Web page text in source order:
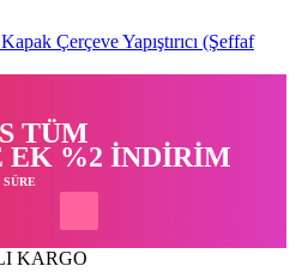
Çerçeve Yapıştırıcı (Şeffaf
TÜM
EK %2 İNDİRİM
KARGO